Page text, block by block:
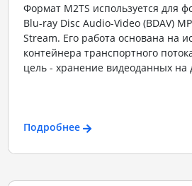
Формат M2TS используется для
Blu-ray Disc Audio-Video (BDAV)
Stream. Его работа основана на
контейнера транспортного
цель - хранение видеоданных на
Подробнее